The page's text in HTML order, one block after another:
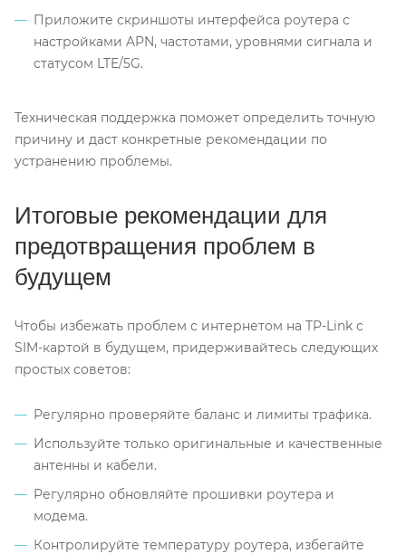
Приложите скриншоты интерфейса роутера с
настройками APN, частотами, уровнями сигнала и
статусом LTE/5G.
Техническая поддержка поможет определить точную
причину и даст конкретные рекомендации по
устранению проблемы.
Итоговые рекомендации для
предотвращения проблем в
будущем
Чтобы избежать проблем с интернетом на TP-Link с
SIM-картой в будущем, придерживайтесь следующих
простых советов:
Регулярно проверяйте баланс и лимиты трафика.
Используйте только оригинальные и качественные
антенны и кабели.
Регулярно обновляйте прошивки роутера и
модема.
Контролируйте температуру роутера, избегайте